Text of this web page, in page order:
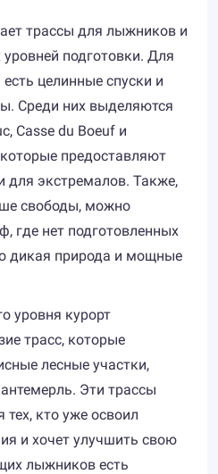
трассы для лыжников и
подготовки. Для
целинные спуски и
Среди них выделяются
Casse du Boeuf и
предоставляют
для экстремалов. Также,
свободы, можно
где нет подготовленных
дикая природа и мощные
уровня курорт
трасс, которые
лесные участки,
Эти трассы
тех, кто уже освоил
и хочет улучшить свою
лыжников есть